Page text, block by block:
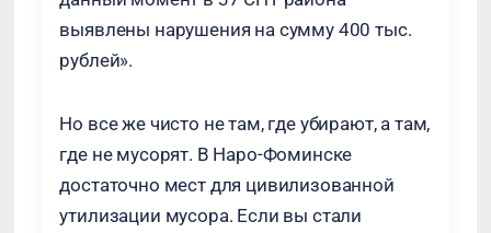
выявлены нарушения на сумму 400 тыс.
рублей».
Но все же чисто не там, где убирают, а там,
где не мусорят. В Наро-Фоминске
достаточно мест для цивилизованной
утилизации мусора. Если вы стали